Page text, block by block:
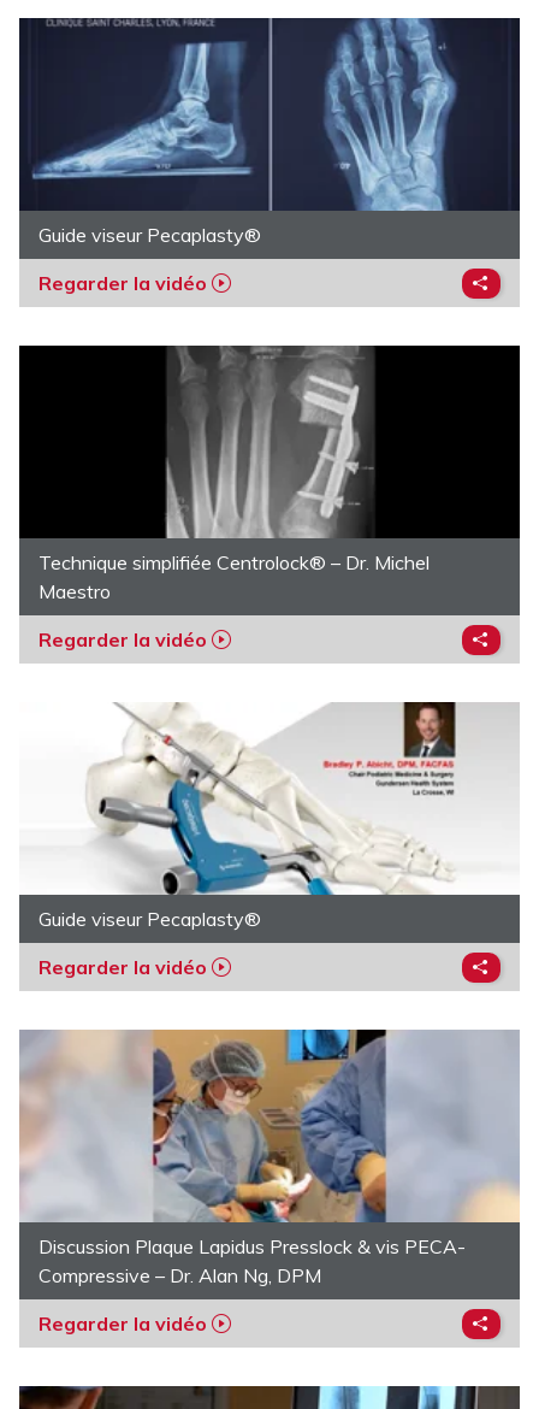
Guide viseur Pecaplasty®
Regarder la vidéo
Technique simplifiée Centrolock® – Dr. Michel
Maestro
Regarder la vidéo
Guide viseur Pecaplasty®
Regarder la vidéo
Discussion Plaque Lapidus Presslock & vis PECA-
Compressive – Dr. Alan Ng, DPM
Regarder la vidéo